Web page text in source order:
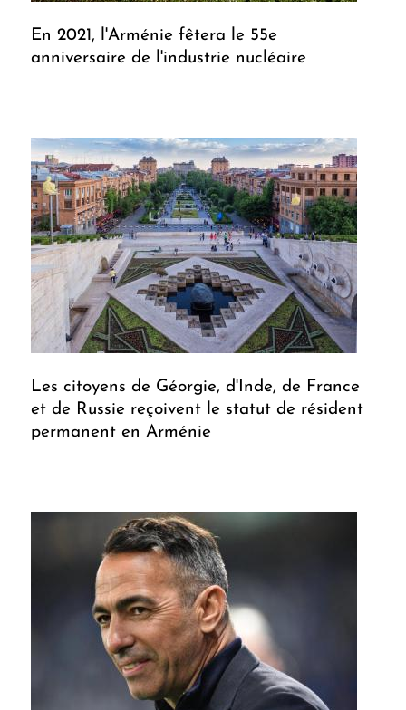
En 2021, l'Arménie fêtera le 55e
anniversaire de l'industrie nucléaire
Les citoyens de Géorgie, d'Inde, de France
et de Russie reçoivent le statut de résident
permanent en Arménie